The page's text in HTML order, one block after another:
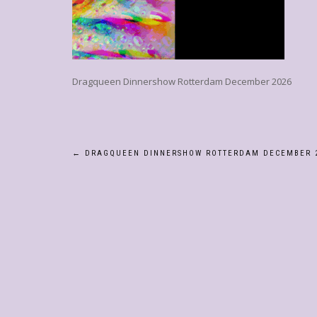
Dragqueen Dinnershow Rotterdam December 2026
Bericht
← DRAGQUEEN DINNERSHOW ROTTERDAM DECEMBER